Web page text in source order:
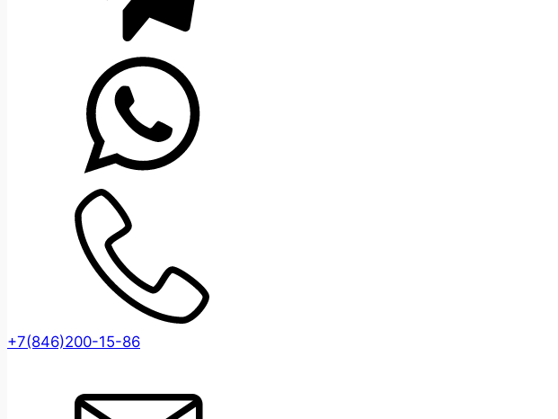
+7(846)200-15-86